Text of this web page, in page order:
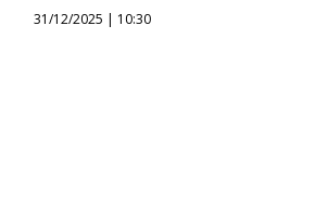
31/12/2025 | 10:30